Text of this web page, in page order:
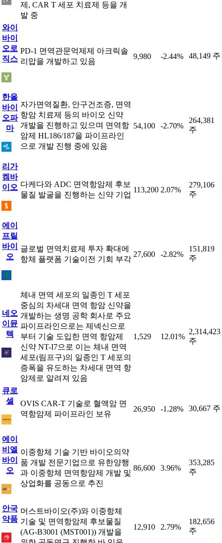
제, CAR T 세포 치료제 등을 개
발 중
와이
바이
오로
직스
PD-1 면역관문억제제 아크릭솔
리맙을 개발하고 있음
9,980 -2.44% 48,149 주
한올
바이
오파
마
자가면역질환, 안구건조증, 면역
항암 치료제 등의 바이오 신약
개발을 진행하고 있으며 면역항
암제 HL186/187을 파이프라인
으로 개발 진행 중에 있음
54,100 -2.70%
264,381
주
리가
켐바
이오 다케다와 ADC 면역항암제 후보
물질 발굴을 진행하는 신약 기업
113,200 2.07%
279,106
주
에이
프릴
바이
오
글로벌 면역치료제 투자 확대에
항체 플랫폼 기술이전 기회 부각
27,600 -2.82%
151,819
주
네오
이뮨
텍
체내 면역 세포의 일종인 T 세포
중심의 차세대 면역 항암 신약을
개발하는 생명 공학 회사로 주요
파이프라인으로는 제넥신으로
부터 기술 도입한 면역 항암제
신약 NT-I7으로 이는 체내 면역
세포(림프구)의 일종인 T 세포의
증폭을 유도하는 차세대 면역 항
암제로 알려져 있음
1,529 12.01%
2,314,423
주
큐로
셀
OVIS CAR-T 기술로 혈액암 면
역항암제 파이프라인 보유
26,950 -1.28% 30,667 주
에이
비엘
바이
오
이중항체 기술 기반 바이오의약
품 개발 전문기업으로 유한양행
과 이중항체 면역항암제 개발 및
상업화를 공동으로 추진
86,600 3.96%
353,285
주
안국
약품
머스트바이오(주)와 이중항체
기술 및 면역항암제 후보물질
(AG-B3001 (MST001)) 개발을
12,910 2.79%
182,656
주